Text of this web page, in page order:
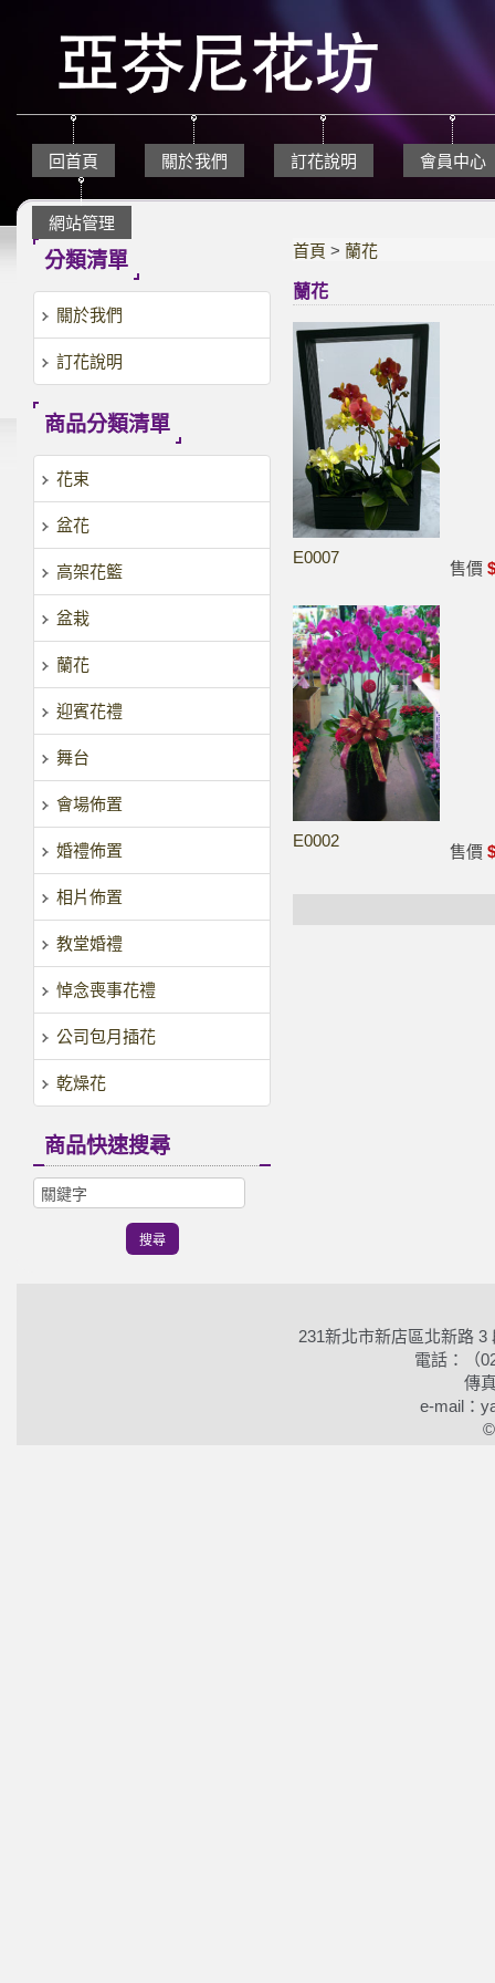
回首頁 關於我們 訂花說明 會員中心
網站管理
分類清單
關於我們
訂花說明
商品分類清單
花束
盆花
高架花籃
盆栽
蘭花
迎賓花禮
舞台
會場佈置
婚禮佈置
相片佈置
教堂婚禮
悼念喪事花禮
公司包月插花
乾燥花
商品快速搜尋
首頁 > 蘭花
蘭花
E0007
售價
E0002
售價
231新北市新店區北新路
電話：（
傳
e-mail：